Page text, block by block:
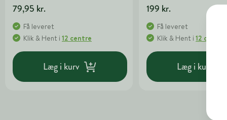
79,95 kr.
Få leveret
Klik & Hent i 12 centre
Læg i kurv
199 kr.
Få leveret
Klik & Hent i12 centre
Læg i kurv